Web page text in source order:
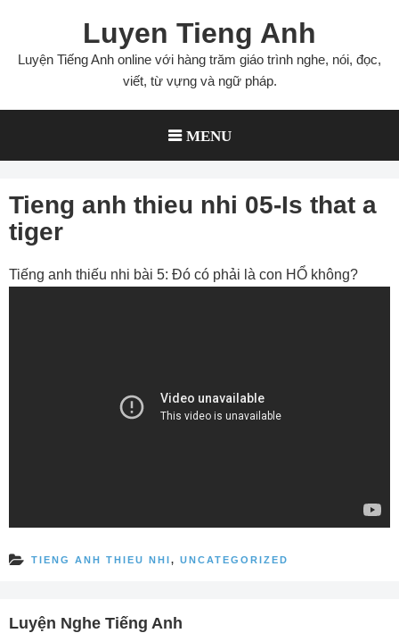
content
Luyen Tieng Anh
Luyện Tiếng Anh online với hàng trăm giáo trình nghe, nói, đọc,
viết, từ vựng và ngữ pháp.
MENU
Tieng anh thieu nhi 05-Is that a
tiger
Tiếng anh thiếu nhi bài 5: Đó có phải là con HỔ không?
TIENG ANH THIEU NHI, UNCATEGORIZED
Luyện Nghe Tiếng Anh